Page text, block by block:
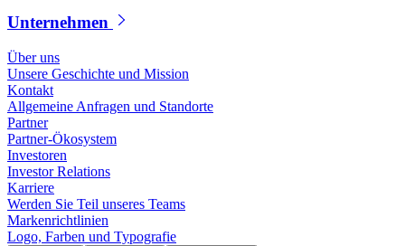
Unternehmen
Über uns
Unsere Geschichte und Mission
Kontakt
Allgemeine Anfragen und Standorte
Partner
Partner-Ökosystem
Investoren
Investor Relations
Karriere
Werden Sie Teil unseres Teams
Markenrichtlinien
Logo, Farben und Typografie